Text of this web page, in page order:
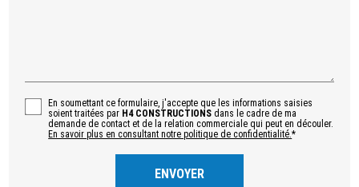
En soumettant ce formulaire, j'accepte que les informations saisies
soient traitées par H4 CONSTRUCTIONS dans le cadre de ma
demande de contact et de la relation commerciale qui peut en découler.
En savoir plus en consultant notre politique de confidentialité.*